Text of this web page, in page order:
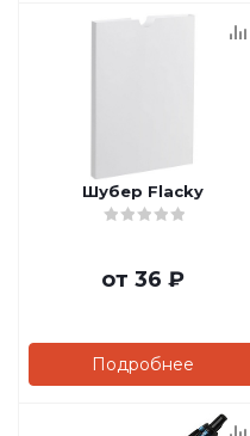
Шубер Flacky
от 36 ₽
Подробнее